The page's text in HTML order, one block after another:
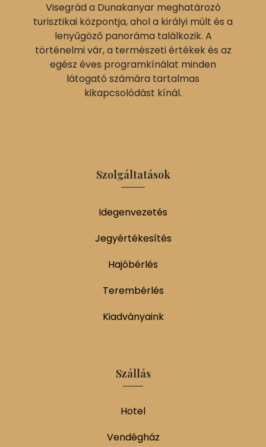
Visegrád a Dunakanyar meghatározó
turisztikai központja, ahol a királyi múlt és a
lenyűgöző panoráma találkozik. A
történelmi vár, a természeti értékek és az
egész éves programkínálat minden
látogató számára tartalmas
kikapcsolódást kínál.
Szolgáltatások
Idegenvezetés
Jegyértékesítés
Hajóbérlés
Terembérlés
Kiadványaink
Szállás
Hotel
Vendégház